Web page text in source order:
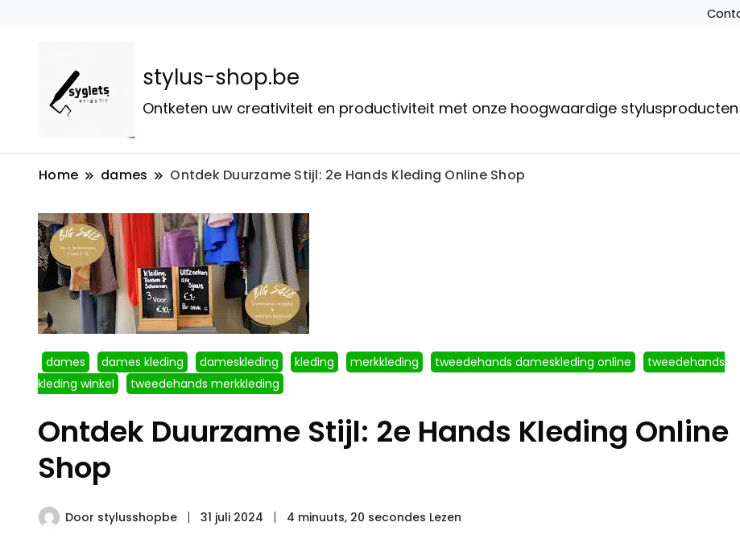
stylus-shop.be
Ontketen uw creativiteit en productiviteit met onze hoogwaardige
Home dames Ontdek Duurzame Stijl: 2e Hands Kleding Online Shop
dames dames kleding dameskleding kleding merkkleding tweedehands dameskleding online
tweedehands
kleding winkel
tweedehands merkkleding
Ontdek Duurzame Stijl: 2e Hands Kleding Online
Shop
Door stylusshopbe 31 juli 2024 4 minuuts, 20 secondes Lezen